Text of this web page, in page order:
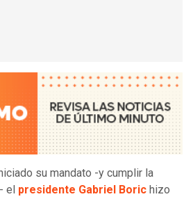
su mandato -y cumplir la
el presidente Gabriel Boric hizo